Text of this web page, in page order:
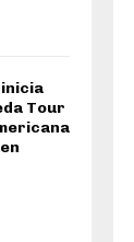
inicia
Tour